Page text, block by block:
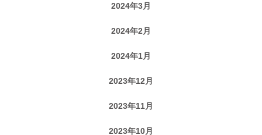
2024年3月
2024年2月
2024年1月
2023年12月
2023年11月
2023年10月